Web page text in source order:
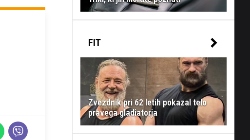
FIT
Zvezdnik pri 62 letih pokazal telo
pravega gladiatorja